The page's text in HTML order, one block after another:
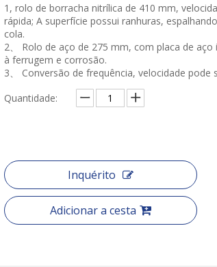
1, rolo de borracha nitrílica de 410 mm,
rápida; A superfície possui ranhuras,
cola.
2、 Rolo de aço de 275 mm, com placa de aço
à ferrugem e corrosão.
3、 Conversão de frequência, velocidade pode
Quantidade:
Inquérito
Adicionar a cesta